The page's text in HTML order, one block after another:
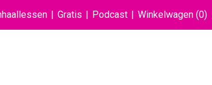
Gratis Podcast Winkelwagen (0)